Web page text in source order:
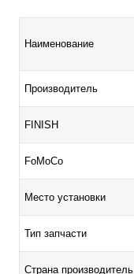
Наименование
Производитель
FINISH
FoMoCo
Место установки
Тип запчасти
Страна производитель